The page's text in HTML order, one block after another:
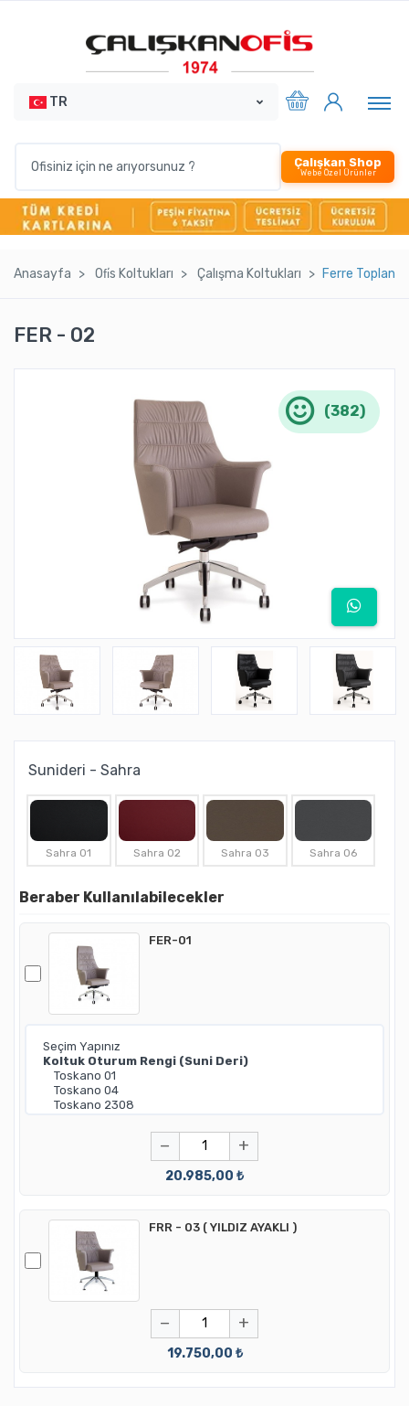
TR
Çalışkan Shop
Webe Özel Ürünler
Anasayfa Ofi̇s Koltukları Çalışma Koltukları Ferre
FER - 02
(382)
Sunideri - Sahra
Sahra 01 Sahra 02 Sahra 03 Sahra 06
Beraber Kullanılabilecekler
FER-01
− +
20.985,00 ₺
FRR - 03 ( YILDIZ AYAKLI )
− +
19.750,00 ₺